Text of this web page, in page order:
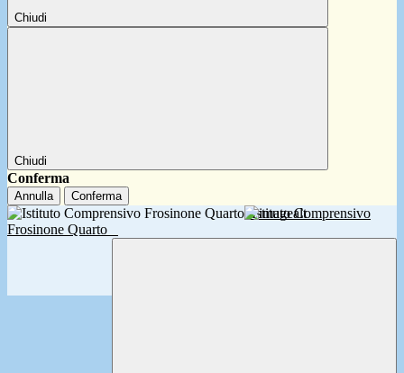
Chiudi
Chiudi
Conferma
Annulla Conferma
Istituto Comprensivo
Frosinone Quarto